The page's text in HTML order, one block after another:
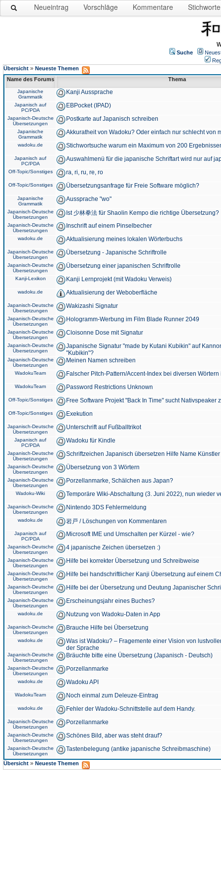
Neueintrag Vorschläge Kommentare Stichworte
Suche
Übersicht » Neueste Themen
Name des Forums
Thema
Japanische
Grammatik
Kanji Aussprache
Japanisch auf
PC/PDA
EBPocket (IPAD)
Japanisch-Deutsche
Übersetzungen
Postkarte auf Japanisch schreiben
Japanische
Grammatik
Akkuratheit von Wadoku? Oder einfach nur schlecht von
wadoku.de Stichwortsuche warum ein Maximum von 200
Japanisch auf
PC/PDA
Auswahlmenü für die japanische Schriftart wird nur auf
Off-Topic/Sonstiges ra, ri, ru, re, ro
Off-Topic/Sonstiges Übersetzungsanfrage für Freie Software möglich?
Japanische
Grammatik
Aussprache "wo"
Japanisch-Deutsche
Übersetzungen
Ist 少林拳法 für Shaolin Kempo die richtige Übersetzung?
Japanisch-Deutsche
Übersetzungen
Inschrift auf einem Pinselbecher
wadoku.de Aktualisierung meines lokalen Wörterbuchs
Japanisch-Deutsche
Übersetzungen
Übersetzung - Japanische Schriftrolle
Japanisch-Deutsche
Übersetzungen
Übersetzung einer japanischen Schriftrolle
Kanji-Lexikon Kanji Lernprojekt (mit Wadoku Verweis)
wadoku.de Aktualisierung der Weboberfläche
Japanisch-Deutsche
Übersetzungen
Wakizashi Signatur
Japanisch-Deutsche
Übersetzungen
Hologramm-Werbung im Film Blade Runner 2049
Japanisch-Deutsche
Übersetzungen
Cloisonne Dose mit Signatur
Japanisch-Deutsche
Übersetzungen
Japanische Signatur "made by Kutani Kubikin" auf
"Kubikin"?
Japanisch-Deutsche
Übersetzungen
Meinen Namen schreiben
WadokuTeam Falscher Pitch-Pattern/Accent-Index bei diversen
WadokuTeam Password Restrictions Unknown
Off-Topic/Sonstiges Free Software Projekt "Back In Time" sucht Nativspeaker
Off-Topic/Sonstiges Exekution
Japanisch-Deutsche
Übersetzungen
Unterschrift auf Fußballtrikot
Japanisch auf
PC/PDA
Wadoku für Kindle
Japanisch-Deutsche
Übersetzungen
Schriftzeichen Japanisch übersetzen Hilfe Name
Japanisch-Deutsche
Übersetzungen
Übersetzung von 3 Wörtern
Japanisch-Deutsche
Übersetzungen
Porzellanmarke, Schälchen aus Japan?
Wadoku-Wiki Temporäre Wiki-Abschaltung (3. Juni 2022), nun wieder
Japanisch-Deutsche
Übersetzungen
Nintendo 3DS Fehlermeldung
wadoku.de 岩戸 / Löschungen von Kommentaren
Japanisch auf
PC/PDA
Microsoft IME und Umschalten per Kürzel - wie?
Japanisch-Deutsche
Übersetzungen
4 japanische Zeichen übersetzen :)
Japanisch-Deutsche
Übersetzungen
Hilfe bei korrekter Übersetzung und Schreibweise
Japanisch-Deutsche
Übersetzungen
Hilfe bei handschriftlicher Kanji Übersetzung auf einem
Japanisch-Deutsche
Übersetzungen
Hilfe bei der Übersetzung und Deutung Japanischer
Japanisch-Deutsche
Übersetzungen
Erscheinungsjahr eines Buches?
wadoku.de Nutzung von Wadoku-Daten in App
Japanisch-Deutsche
Übersetzungen
Brauche Hilfe bei Übersetzung
wadoku.de
Was ist Wadoku? – Fragemente einer Vision von
der Sprache
Japanisch-Deutsche
Übersetzungen
Bräuchte bitte eine Übersetzung (Japanisch - Deutsch)
Japanisch-Deutsche
Übersetzungen
Porzellanmarke
wadoku.de Wadoku API
WadokuTeam Noch einmal zum Deleuze-Eintrag
wadoku.de Fehler der Wadoku-Schnittstelle auf dem Handy.
Japanisch-Deutsche
Übersetzungen
Porzellanmarke
Japanisch-Deutsche
Übersetzungen
Schönes Bild, aber was steht drauf?
Japanisch-Deutsche
Übersetzungen
Tastenbelegung (antike japanische Schreibmaschine)
Übersicht » Neueste Themen